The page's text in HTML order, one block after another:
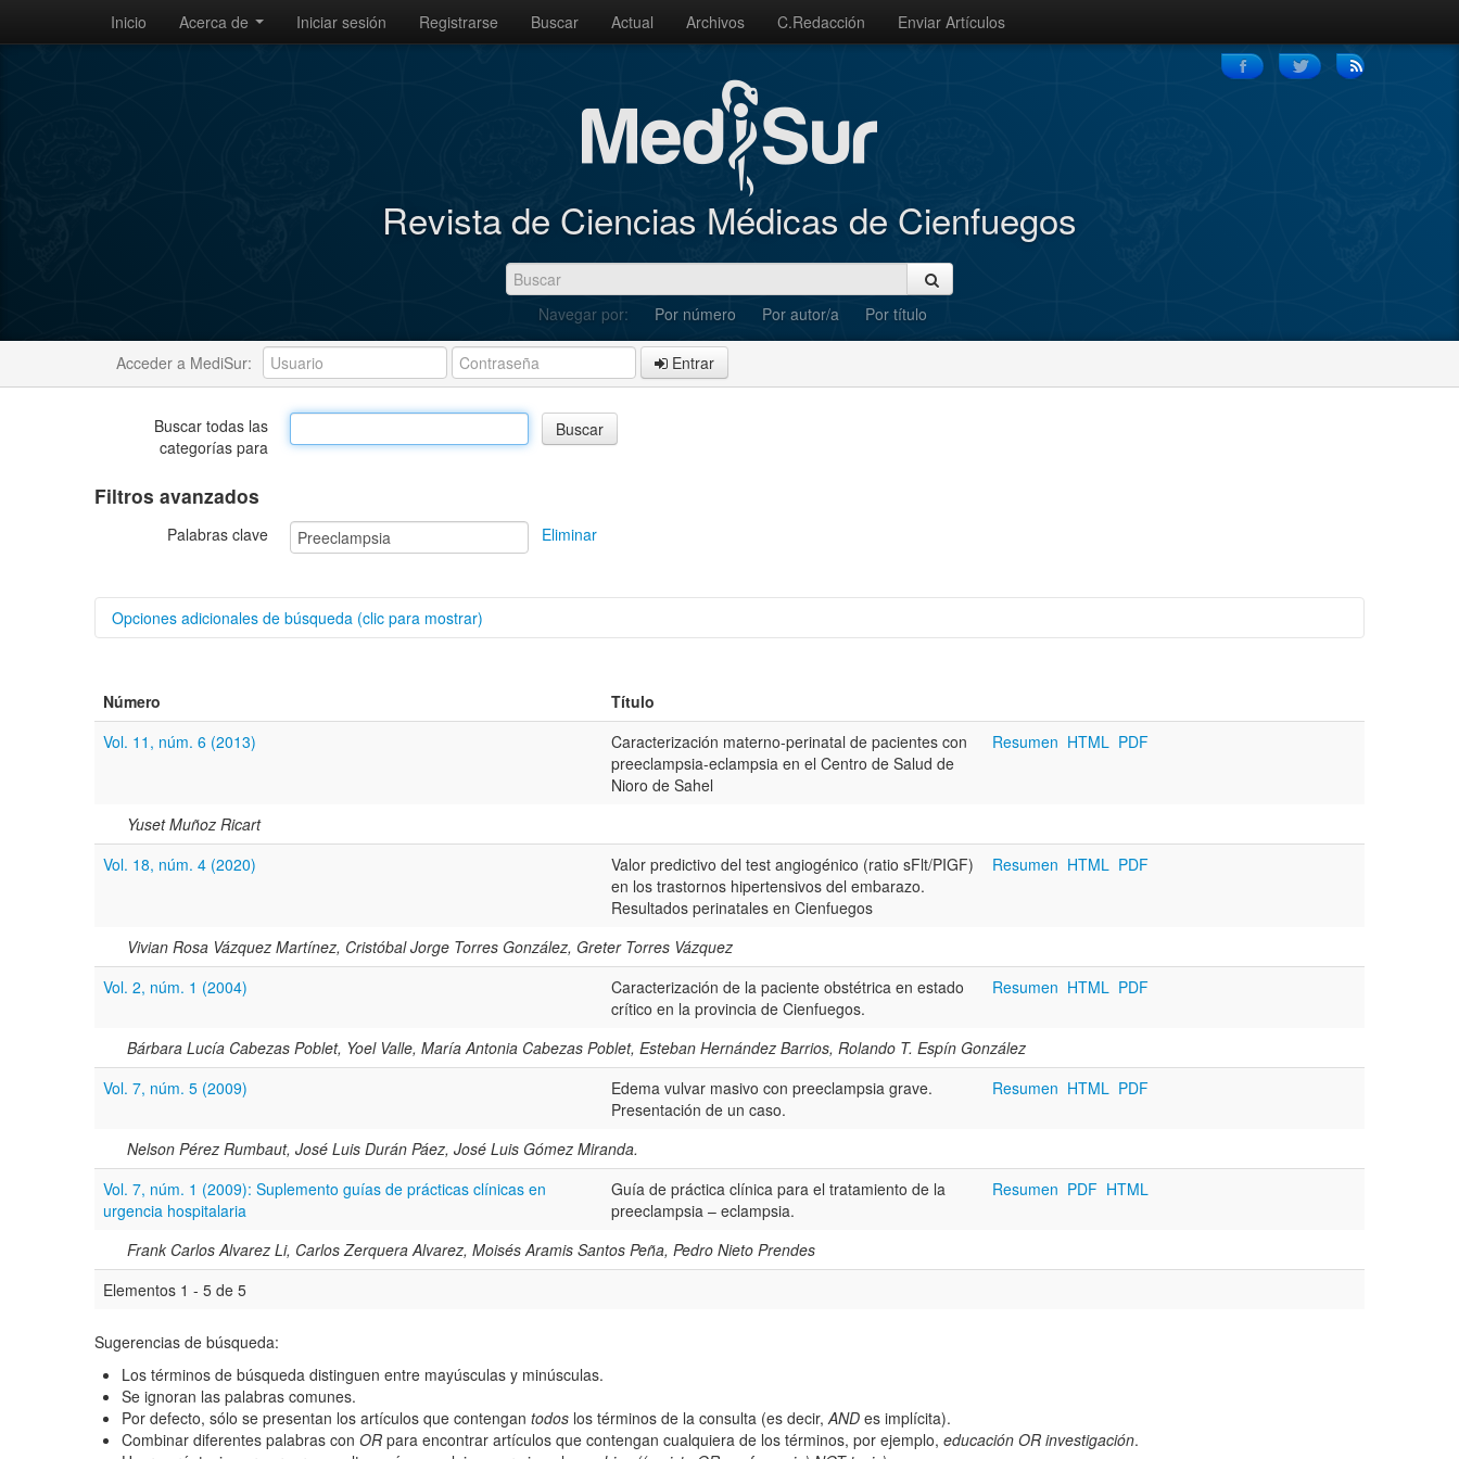
Inicio Acerca de Iniciar sesión Registrarse Buscar Actual Archivos C.Redacción Enviar Artículos
Revista de Ciencias Médicas de Cienfuegos
Navegar por: Por número Por autor/a Por título
Acceder a MediSur: Entrar
Buscar todas las
categorías para
Filtros avanzados
Palabras clave Eliminar
Opciones adicionales de búsqueda (clic para mostrar)
Resumen
Texto completo
Fecha
Hasta
Disciplinas
Tipo (método/enfoque)
Cobertura
del índice
Número
Título
Vol. 11, núm. 6 (2013)
Caracterización materno-perinatal de pacientes con
preeclampsia-eclampsia en el Centro de Salud de
Nioro de Sahel
Resumen HTML PDF
Yuset Muñoz Ricart
Vol. 18, núm. 4 (2020)
Valor predictivo del test angiogénico (ratio sFlt/PIGF)
en los trastornos hipertensivos del embarazo.
Resultados perinatales en Cienfuegos
Resumen HTML PDF
Vivian Rosa Vázquez Martínez, Cristóbal Jorge Torres González, Greter Torres Vázquez
Vol. 2, núm. 1 (2004)
Caracterización de la paciente obstétrica en estado
crítico en la provincia de Cienfuegos.
Resumen HTML PDF
Bárbara Lucía Cabezas Poblet, Yoel Valle, María Antonia Cabezas Poblet, Esteban Hernández Barrios, Rolando T. Espín González
Vol. 7, núm. 5 (2009)
Edema vulvar masivo con preeclampsia grave.
Presentación de un caso.
Resumen HTML PDF
Nelson Pérez Rumbaut, José Luis Durán Páez, José Luis Gómez Miranda.
Vol. 7, núm. 1 (2009): Suplemento guías de prácticas clínicas en
urgencia hospitalaria
Guía de práctica clínica para el tratamiento de la
preeclampsia – eclampsia.
Resumen PDF HTML
Frank Carlos Alvarez Li, Carlos Zerquera Alvarez, Moisés Aramis Santos Peña, Pedro Nieto Prendes
Elementos 1 - 5 de 5
Sugerencias de búsqueda:
Los términos de búsqueda distinguen entre mayúsculas y minúsculas.
Se ignoran las palabras comunes.
Por defecto, sólo se presentan los artículos que contengan todos los términos de la consulta (es decir, AND es implícita).
Combinar diferentes palabras con OR para encontrar artículos que contengan cualquiera de los términos, por ejemplo, educación OR investigación.